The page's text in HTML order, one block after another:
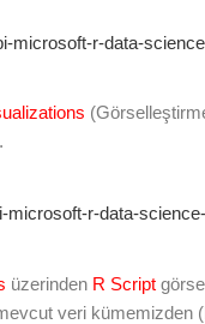
üzerinden R Script
veri kümemizden